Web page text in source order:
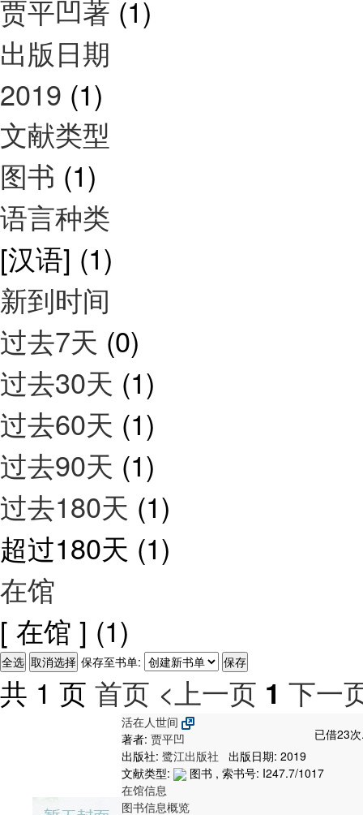
贾平凹著 (1)
出版日期
2019 (1)
文献类型
图书 (1)
语言种类
[汉语] (1)
新到时间
过去7天 (0)
过去30天 (1)
过去60天 (1)
过去90天 (1)
过去180天 (1)
超过180天 (1)
在馆
[ 在馆 ] (1)
保存至书单:
共 1 页 首页 <上一页 1 下一
活在人世间
已借23
著者: 贾平凹
出版社: 鹭江出版社
出版日期: 2019
文献类型:
图书 , 索书号: I247.7/1017
在馆信息
图书信息概览